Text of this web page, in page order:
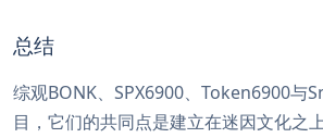
总结
综观BONK、SPX6900、Token6900与
目，它们的共同点是建立在迷因文化之